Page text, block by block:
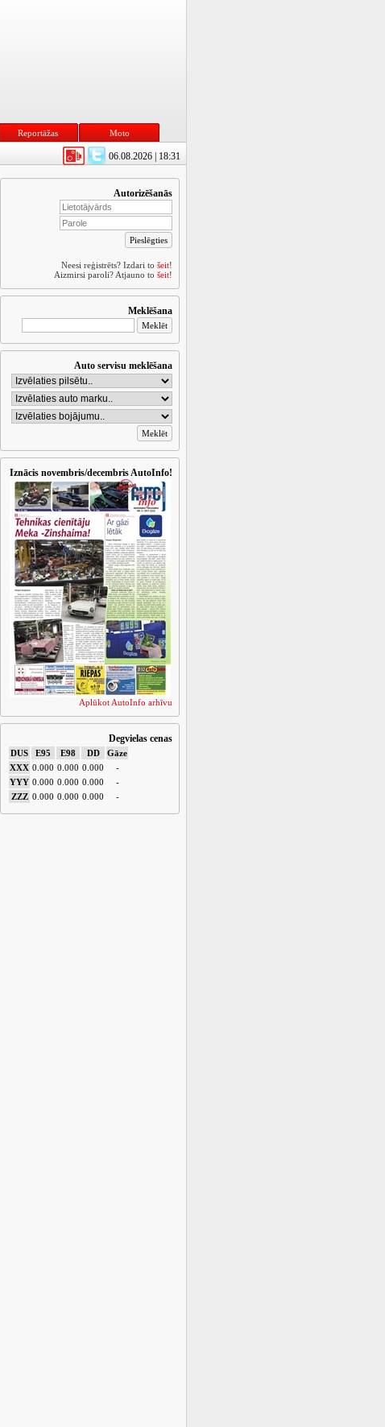
Reportāžas Moto
06.08.2026 | 18:31
Autorizēšanās
Neesi reģistrēts? Izdari to šeit!
Aizmirsi paroli? Atjauno to šeit!
Meklēšana
Auto servisu meklēšana
Iznācis novembris/decembris AutoInfo!
Aplūkot AutoInfo arhīvu
Degvielas cenas
DUS E95 E98 DD
Gāze
XXX 0.000 0.000 0.000
-
YYY 0.000 0.000 0.000
-
ZZZ 0.000 0.000 0.000 -